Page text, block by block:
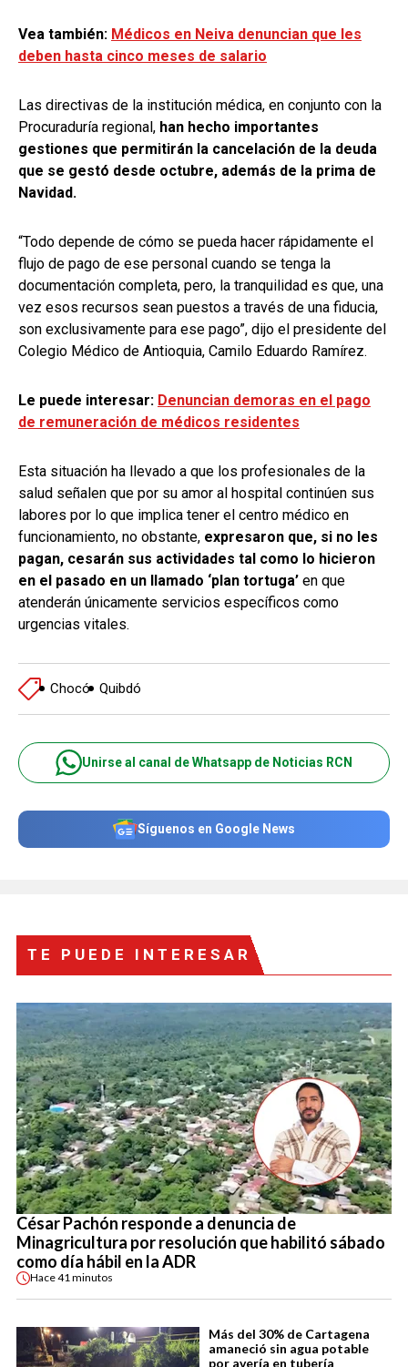
Vea también: Médicos en Neiva denuncian que les
deben hasta cinco meses de salario
Las directivas de la institución médica, en conjunto con la
Procuraduría regional, han hecho importantes
gestiones que permitirán la cancelación de la deuda
que se gestó desde octubre, además de la prima de
Navidad.
“Todo depende de cómo se pueda hacer rápidamente el
flujo de pago de ese personal cuando se tenga la
documentación completa, pero, la tranquilidad es que, una
vez esos recursos sean puestos a través de una fiducia,
son exclusivamente para ese pago”, dijo el presidente del
Colegio Médico de Antioquia, Camilo Eduardo Ramírez.
Le puede interesar: Denuncian demoras en el pago
de remuneración de médicos residentes
Esta situación ha llevado a que los profesionales de la
salud señalen que por su amor al hospital continúen sus
labores por lo que implica tener el centro médico en
funcionamiento, no obstante, expresaron que, si no les
pagan, cesarán sus actividades tal como lo hicieron
en el pasado en un llamado ‘plan tortuga’ en que
atenderán únicamente servicios específicos como
urgencias vitales.
Chocó Quibdó
Unirse al canal de Whatsapp de Noticias RCN
Síguenos en Google News
TE PUEDE INTERESAR
César Pachón responde a denuncia de
Minagricultura por resolución que habilitó sábado
como día hábil en la ADR
Hace41 minutos
Más del 30% de Cartagena
amaneció sin agua potable
por avería en tubería